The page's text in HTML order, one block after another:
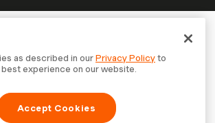
as described in ourPrivacy Policyto
experience on our website.
Accept Cookies